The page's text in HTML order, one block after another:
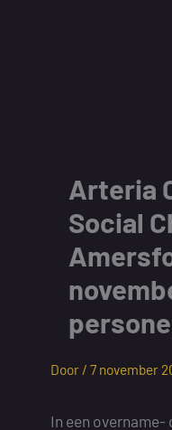
Arteria
Social
Door / 7 november
In een